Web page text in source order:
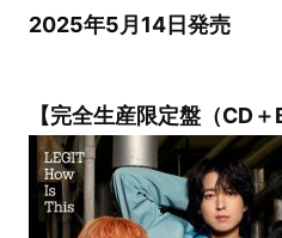
2025年5月14日発売
【完全生産限定盤（CD